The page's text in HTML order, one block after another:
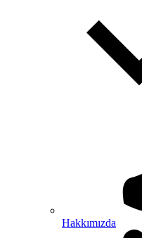
Hakkımızda